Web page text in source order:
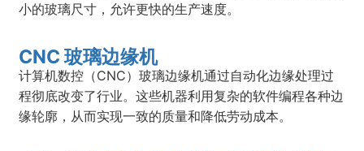
小的玻璃尺寸，允许更快的生产速度。
CNC 玻璃边缘机
计算机数控（CNC）玻璃边缘机通过自动化边缘处理过
程彻底改变了行业。这些机器利用复杂的软件编程各种边
缘轮廓，从而实现一致的质量和降低劳动成本。